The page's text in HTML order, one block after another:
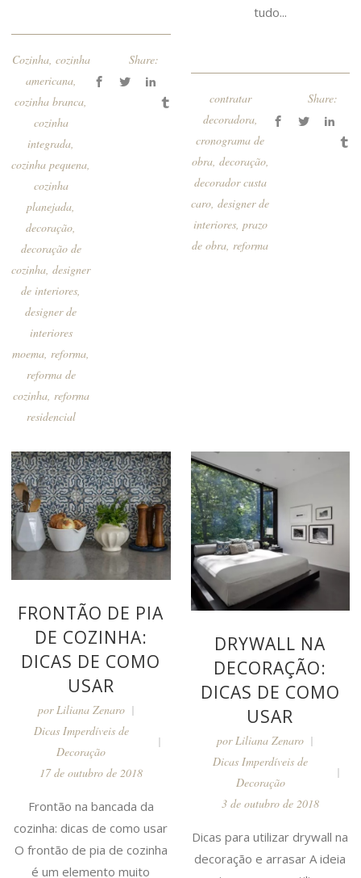
Cozinha, cozinha
americana,
cozinha branca
cozinha
integrada
cozinha pequena
cozinha
planejada
decoração
decoração de
cozinha ,designer
de interiores
designer de
interiores
moema reforma
reforma de
cozinha, reforma
residencial
Share:
tudo...
contratar
decoradora,
cronograma de
obra, decoração,
decorador custa
caro,designer de
interiores, prazo
de obra,reforma
Share:
FRONTÃO DE PIA
DE COZINHA:
DICAS DE COMO
USAR
por Liliana Zenaro
Dicas Imperdíveis de
Decoração
17 de outubro de 2018
Frontão na bancada da
cozinha: dicas de como usar
O frontão de pia de cozinha
é um elemento muito
DRYWALL NA
DECORAÇÃO:
DICAS DE COMO
USAR
por Liliana Zenaro
Dicas Imperdíveis de
Decoração
3 de outubro de 2018
Dicas para utilizar drywall na
decoração e arrasar A ideia